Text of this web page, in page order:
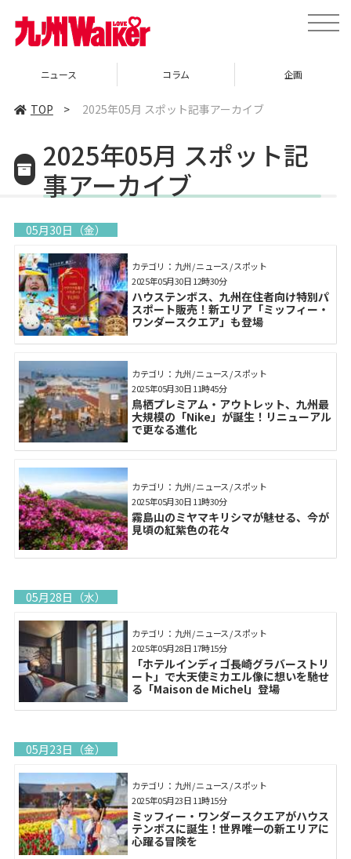
toggle
ニュース コラム 企画
TOP > 2025年05月 スポット記事アーカイブ
2025年05月 スポット記
事アーカイブ
05月30日（金）
カテゴリ： 九州 / ニュース / スポット
ハウステンボス、九州在住者向け特別パ
スポート販売！新エリア「ミッフィー・
ワンダースクエア」も登場
2025年05月30日 12時30分
カテゴリ： 九州 / ニュース / スポット
鳥栖プレミアム・アウトレット、九州最
大規模の「Nike」が誕生！リニューアル
で更なる進化
2025年05月30日 11時45分
カテゴリ： 九州 / ニュース / スポット
霧島山のミヤマキリシマが魅せる、今が
見頃の紅紫色の花々
2025年05月30日 11時30分
05月28日（水）
カテゴリ： 九州 / ニュース / スポット
「ホテルインディゴ長崎グラバーストリ
ート」で大天使ミカエル像に想いを馳せ
る「Maison de Michel」登場
2025年05月28日 17時15分
05月23日（金）
カテゴリ： 九州 / ニュース / スポット
ミッフィー・ワンダースクエアがハウス
テンボスに誕生！世界唯一の新エリアに
心躍る冒険を
2025年05月23日 11時15分